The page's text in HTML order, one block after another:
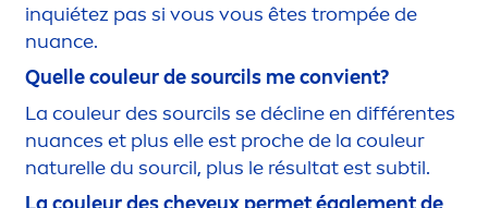
inquiétez pas si vous vous êtes trompée de
nuance.
Quelle couleur de sourcils me convient?
La couleur des sourcils se décline en différentes
nuances et plus elle est proche de la couleur
naturelle du sourcil, plus le résultat est subtil.